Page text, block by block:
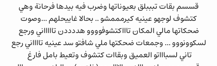
قسسم بقات تبببلق بعيوناتها وضرب فيه بيدها فرحانة وهي
كتشوف لوجهو عينيه كيرمممشو .. بحالا غاييحلهم ...وصوت
ضحكاتها مالي المكان تاااكتشوفوووو هددددن تاااااني ورجع
لسكوونووو ... وجمعات ضحكتها ملي شافتو سد عينيه تااااني رجع
تاني لسباااتو العميق وبقاات كتشوف وتعيط بامل فارغ